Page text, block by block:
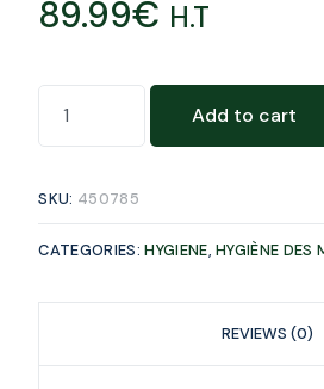
89.99€ H.T
Add to cart
SKU: 450785
CATEGORIES:HYGIENE,HYGIÈNE DES
REVIEWS (0)